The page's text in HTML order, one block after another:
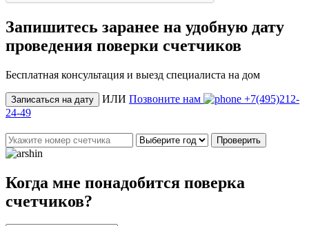
Запишитесь заранее на удобную дату
проведения поверки счетчиков
Бесплатная консультация и выезд специалиста на дом
Записаться на дату ИЛИ Позвоните нам
+7(495)212-
24-49
Проверить
Когда мне понадобится поверка
счетчиков?